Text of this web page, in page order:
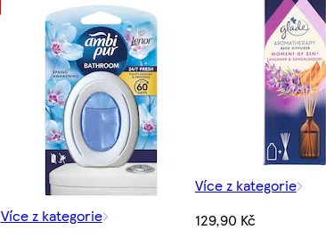
Více z kategorie
Více z kategorie
129,90 Kč